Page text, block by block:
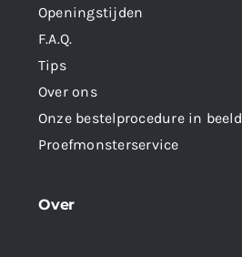
Openingstijden
F.A.Q.
Tips
Over ons
Onze bestelprocedure in beeld
Proefmonsterservice
Over